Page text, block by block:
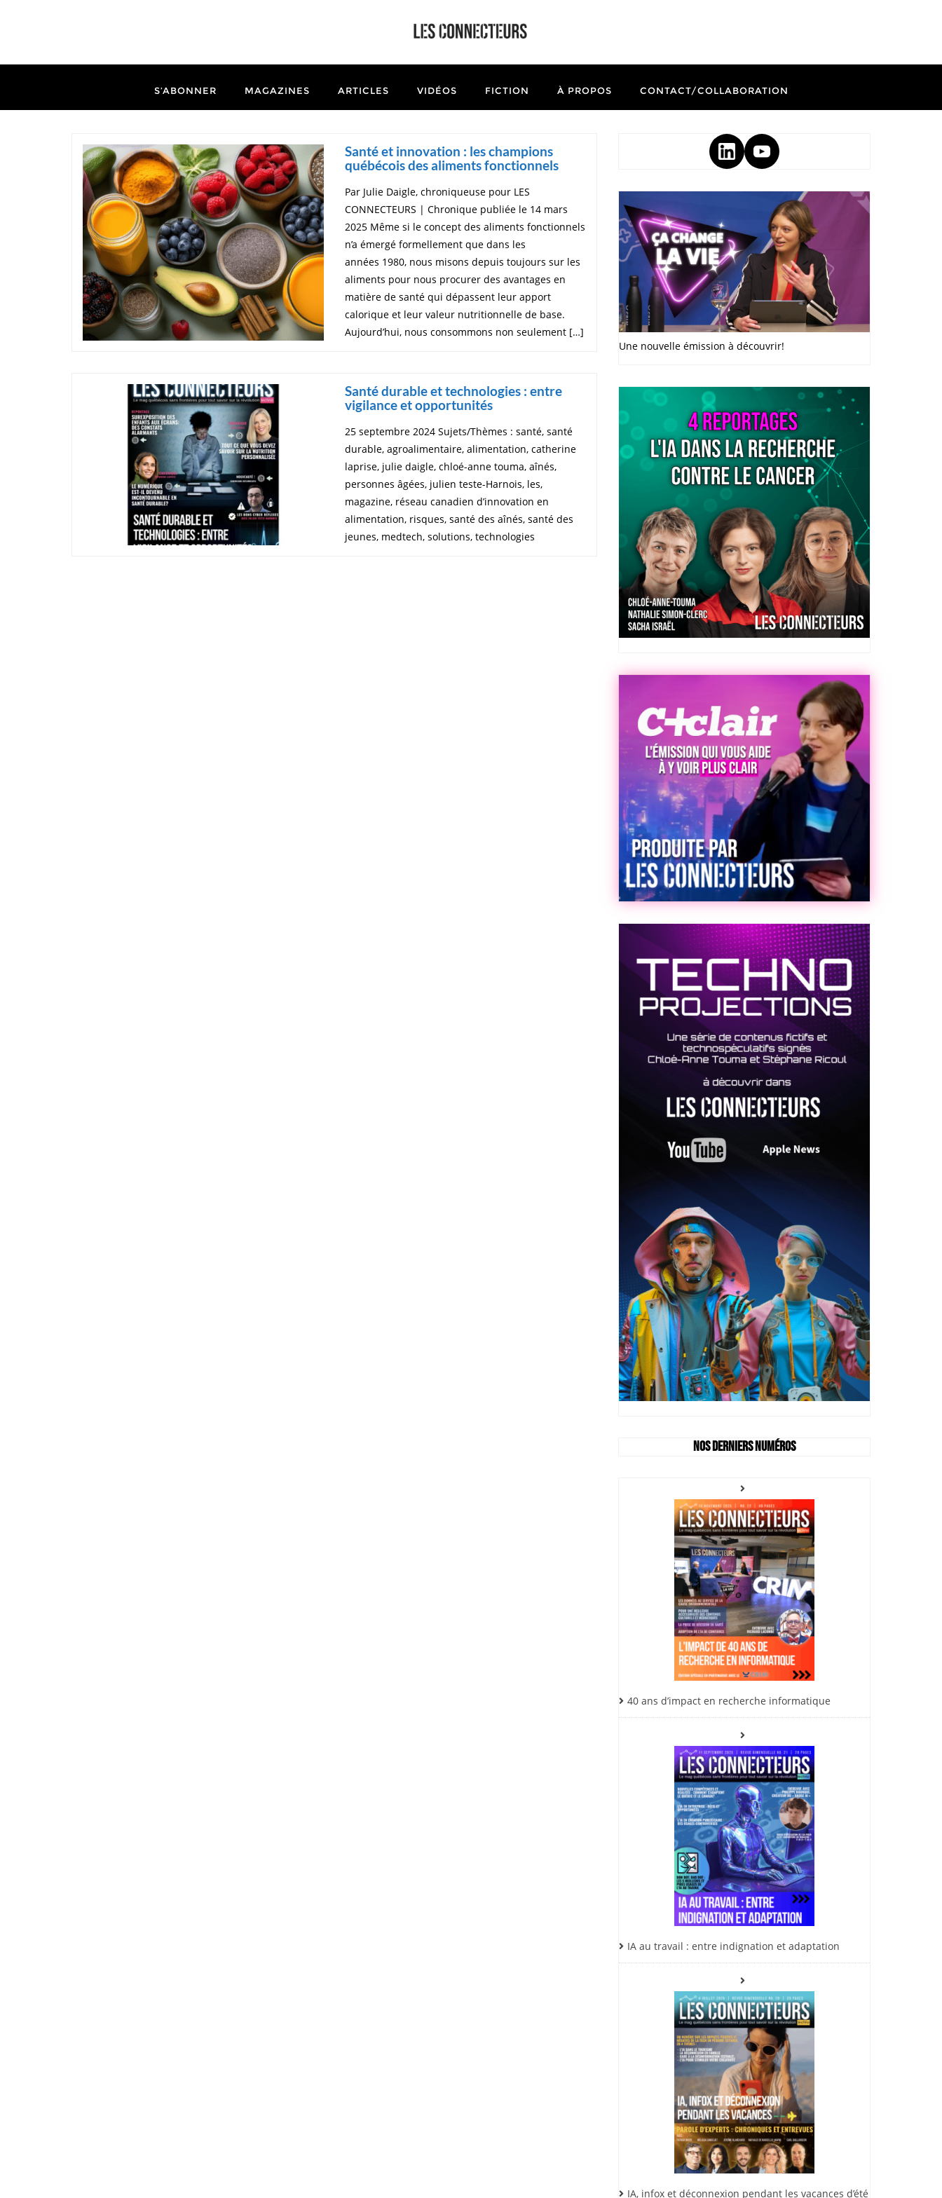
S’ABONNER MAGAZINES ARTICLES VIDÉOS FICTION À PROPOS CONTACT/COLLABORATION
Santé et innovation : les champions
québécois des aliments fonctionnels
Par Julie Daigle, chroniqueuse pour LES
CONNECTEURS | Chronique publiée le 14 mars
2025 Même si le concept des aliments fonctionnels
n’a émergé formellement que dans les
années 1980, nous misons depuis toujours sur les
aliments pour nous procurer des avantages en
matière de santé qui dépassent leur apport
calorique et leur valeur nutritionnelle de base.
Aujourd’hui, nous consommons non seulement […]
Santé durable et technologies : entre
vigilance et opportunités
25 septembre 2024 Sujets/Thèmes : santé, santé
durable, agroalimentaire, alimentation, catherine
laprise, julie daigle, chloé-anne touma, aînés,
personnes âgées, julien teste-Harnois, les,
magazine, réseau canadien d’innovation en
alimentation, risques, santé des aînés, santé des
jeunes, medtech, solutions, technologies
Une nouvelle émission à découvrir!
Nos derniers numéros
40 ans d’impact en recherche informatique
IA au travail : entre indignation et adaptation
IA, infox et déconnexion pendant les vacances d’été